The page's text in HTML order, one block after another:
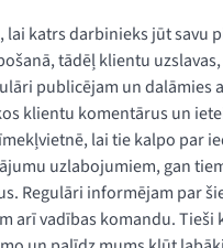
lai katrs darbinieks jūt savu
tādēļ klientu
publicējam un dalāmies
klientu komentārus un
lai tie kalpo par
uzlabojumiem, gan
Regulāri informējam par
arī vadības komandu. Tieši